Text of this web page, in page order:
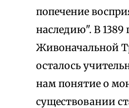
попечение
наследию". В 1389
Живоначальной
осталось
нам понятие о
существовании